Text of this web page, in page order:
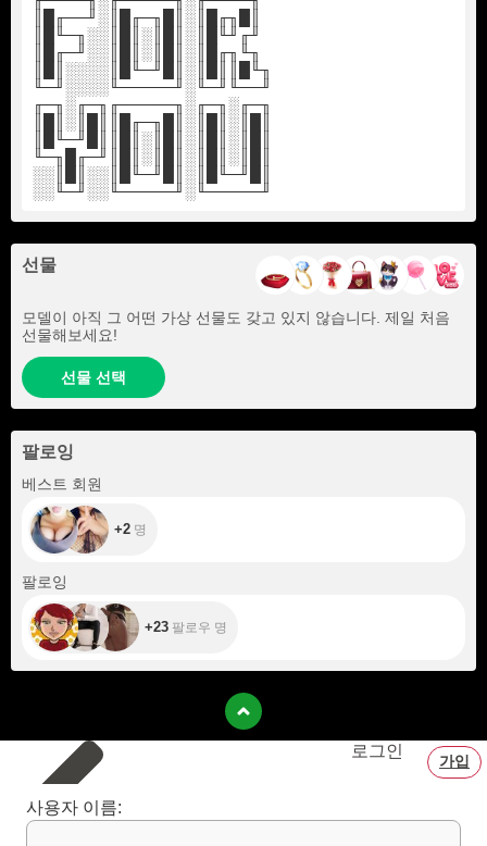
║█╓──╜░║█╓─╖█║░║█╓╖█║
║█╙─╖░░║█║░║█║░║█╙╜╓╜
║█╓─╜░░║█║░║█║░║█╓╖╙╖
║█║░░░░║█╙─╜█║░║█║║█╙╖
╙─╜░░░░╙─────╜░╙─╜╙──╜
╓─╖░╓─╖╓─────╖░╓─╖░╓─╖
║█║░║█║║█╓─╖█║░║█║░║█║
║█╙─╜█║║█║░║█║░║█║░║█║
╙─╖█╓─╜║█║░║█║░║█║░║█║
░░║█║░░║█╙─╜█║░║█╙─╜█║
░░╙─╜░░╙─────╜░╙─────╜
선물
모델이 아직 그 어떤 가상 선물도 갖고 있지 않습니다. 제일 처음
선물해보세요!
선물 선택
팔로잉
베스트 회원
+2 명
팔로잉
+23 팔로우 명
로그인
가입
사용자 이름: